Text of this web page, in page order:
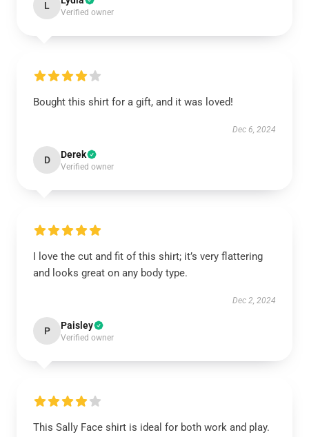
L
Verified owner
Bought this shirt for a gift, and it was loved!
Dec 6, 2024
D Derek
Verified owner
I love the cut and fit of this shirt; it’s very flattering
and looks great on any body type.
Dec 2, 2024
P Paisley
Verified owner
This Sally Face shirt is ideal for both work and play.